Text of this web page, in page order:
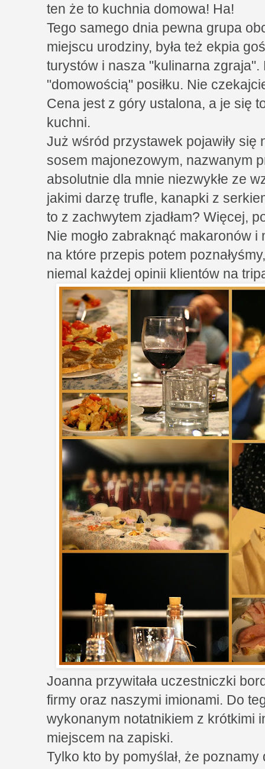
ten że to kuchnia domowa! Ha!
Tego samego dnia pewna grupa
miejscu urodziny, była też ekpia
turystów i nasza "kulinarna
"domowością" posiłku. Nie
Cena jest z góry ustalona, a je się
kuchni.
Już wśród przystawek pojawiły się
sosem majonezowym, nazwanym
absolutnie dla mnie niezwykłe ze
jakimi darzę trufle, kanapki z
to z zachwytem zjadłam? Więcej,
Nie mogło zabraknąć makaronów i
na które przepis potem
niemal każdej opinii klientów na
Joanna przywitała uczestniczki
firmy oraz naszymi imionami. Do
wykonanym notatnikiem z krótkimi
miejscem na zapiski.
Tylko kto by pomyślał, że